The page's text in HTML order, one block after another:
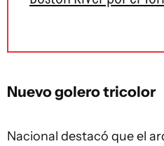
Nuevo golero tricolor
Nacional destacó que el